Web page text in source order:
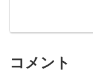
コメント